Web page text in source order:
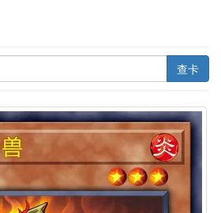
查卡